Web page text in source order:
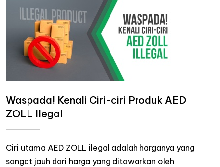
Waspada! Kenali Ciri-ciri Produk AED
ZOLL Ilegal
Ciri utama AED ZOLL ilegal adalah harganya yang
sangat jauh dari harga yang ditawarkan oleh